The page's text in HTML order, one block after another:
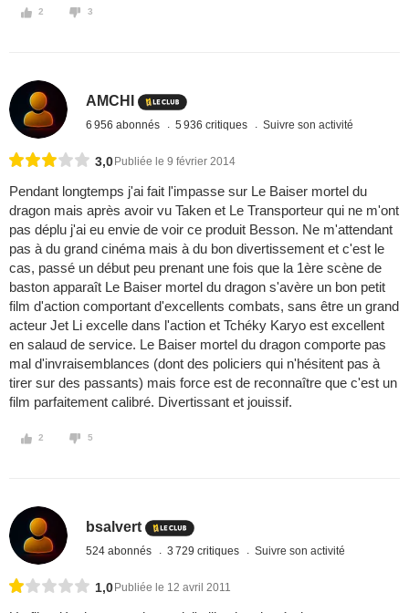
2 3
AMCHI
6 956 abonnés 5 936 critiques Suivre son activité
3,0 Publiée le 9 février 2014
Pendant longtemps j'ai fait l'impasse sur Le Baiser mortel du
dragon mais après avoir vu Taken et Le Transporteur qui ne m'ont
pas déplu j'ai eu envie de voir ce produit Besson. Ne m'attendant
pas à du grand cinéma mais à du bon divertissement et c'est le
cas, passé un début peu prenant une fois que la 1ère scène de
baston apparaît Le Baiser mortel du dragon s'avère un bon petit
film d'action comportant d'excellents combats, sans être un grand
acteur Jet Li excelle dans l'action et Tchéky Karyo est excellent
en salaud de service. Le Baiser mortel du dragon comporte pas
mal d'invraisemblances (dont des policiers qui n'hésitent pas à
tirer sur des passants) mais force est de reconnaître que c'est un
film parfaitement calibré. Divertissant et jouissif.
2 5
bsalvert
524 abonnés 3 729 critiques Suivre son activité
1,0 Publiée le 12 avril 2011